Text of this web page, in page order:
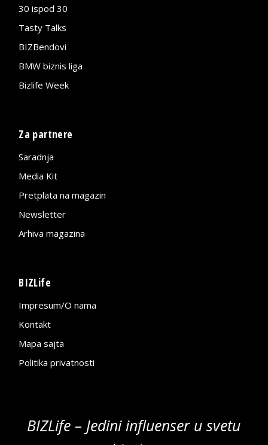
30 ispod 30
Tasty Talks
BIZBendovi
BMW biznis liga
Bizlife Week
Za partnere
Saradnja
Media Kit
Pretplata na magazin
Newsletter
Arhiva magazina
BIZLife
Impresum/O nama
Kontakt
Mapa sajta
Politika privatnosti
BIZLife – Jedini influenser u svetu